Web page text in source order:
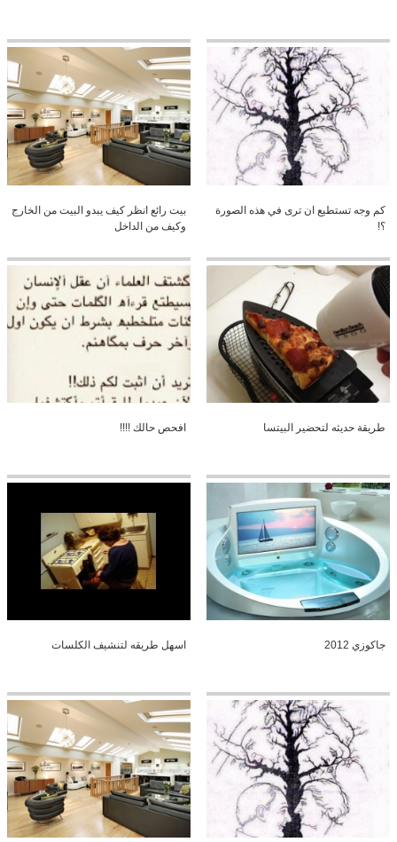
كم وجه تستطيع ان ترى في هذه الصورة
؟!
بيت رائع انظر كيف يبدو البيت من الخارج
وكيف من الداخل
طريقة حديثه لتحضير البيتسا افحص حالك !!!!
جاكوزي 2012 اسهل طريقه لتنشيف الكلسات